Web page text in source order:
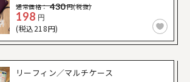
通常価格： 430円(税抜)
198 円
(税込218円)
リーフィン／マルチケース